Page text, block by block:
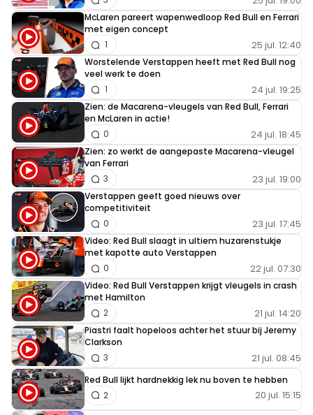
McLaren pareert wapenwedloop Red Bull en Ferrari
met eigen concept
25 jul. 12:40
1
Worstelende Verstappen heeft met Red Bull nog
veel werk te doen
24 jul. 19:25
1
Zien: de Macarena-vleugels van Red Bull, Ferrari
en McLaren in actie!
24 jul. 18:45
0
Zien: zo werkt de aangepaste Macarena-vleugel
van Ferrari
23 jul. 19:00
3
Verstappen geeft goed nieuws over
competitiviteit
23 jul. 17:45
0
Video: Red Bull slaagt in ultiem huzarenstukje
met kapotte auto Verstappen
22 jul. 07:30
0
Video: Red Bull Verstappen krijgt vleugels in crash
met Hamilton
21 jul. 14:20
2
Piastri faalt hopeloos achter het stuur bij Jeremy
Clarkson
21 jul. 08:45
3
Red Bull lijkt hardnekkig lek nu boven te hebben
20 jul. 15:15
2